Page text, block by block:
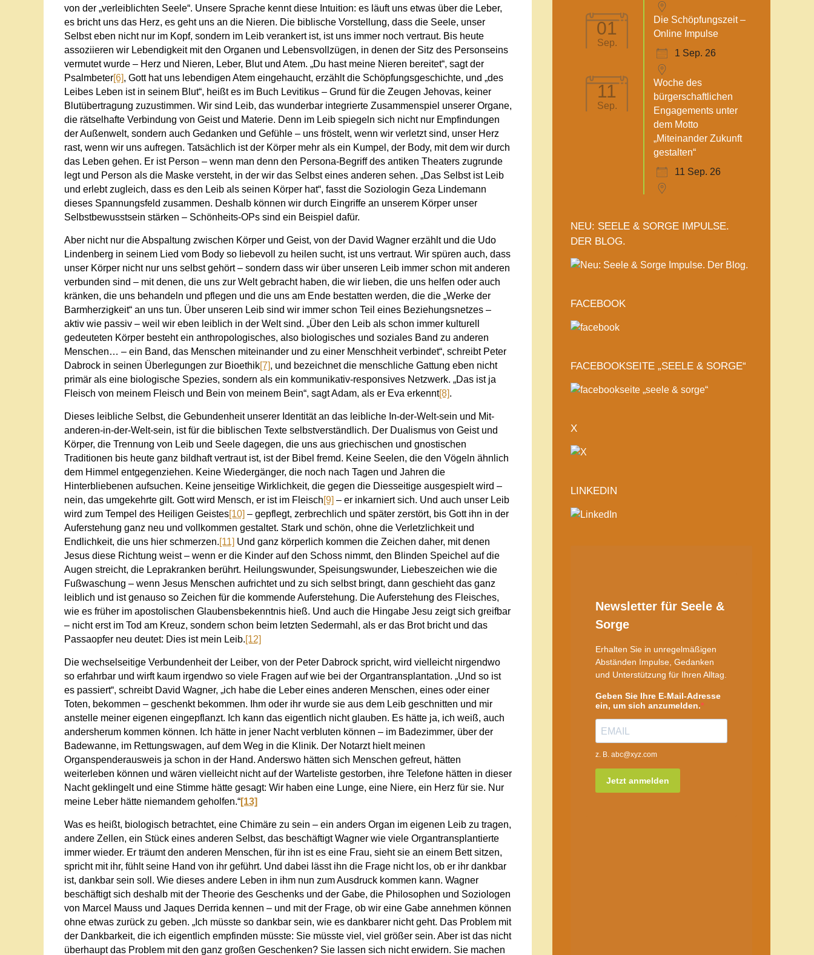
von der „verleiblichten Seele“. Unsere Sprache kennt diese Intuition: es läuft uns etwas über die Leber,
es bricht uns das Herz, es geht uns an die Nieren. Die biblische Vorstellung, dass die Seele, unser
Selbst eben nicht nur im Kopf, sondern im Leib verankert ist, ist uns immer noch vertraut. Bis heute
assoziieren wir Lebendigkeit mit den Organen und Lebensvollzügen, in denen der Sitz des Personseins
vermutet wurde – Herz und Nieren, Leber, Blut und Atem. „Du hast meine Nieren bereitet“, sagt der
Psalmbeter[6], Gott hat uns lebendigen Atem eingehaucht, erzählt die Schöpfungsgeschichte, und „des
Leibes Leben ist in seinem Blut“, heißt es im Buch Levitikus – Grund für die Zeugen Jehovas, keiner
Blutübertragung zuzustimmen. Wir sind Leib, das wunderbar integrierte Zusammenspiel unserer Organe,
die rätselhafte Verbindung von Geist und Materie. Denn im Leib spiegeln sich nicht nur Empfindungen
der Außenwelt, sondern auch Gedanken und Gefühle – uns fröstelt, wenn wir verletzt sind, unser Herz
rast, wenn wir uns aufregen. Tatsächlich ist der Körper mehr als ein Kumpel, der Body, mit dem wir durch
das Leben gehen. Er ist Person – wenn man denn den Persona-Begriff des antiken Theaters zugrunde
legt und Person als die Maske versteht, in der wir das Selbst eines anderen sehen. „Das Selbst ist Leib
und erlebt zugleich, dass es den Leib als seinen Körper hat“, fasst die Soziologin Geza Lindemann
dieses Spannungsfeld zusammen. Deshalb können wir durch Eingriffe an unserem Körper unser
Selbstbewusstsein stärken – Schönheits-OPs sind ein Beispiel dafür.
Aber nicht nur die Abspaltung zwischen Körper und Geist, von der David Wagner erzählt und die Udo
Lindenberg in seinem Lied vom Body so liebevoll zu heilen sucht, ist uns vertraut. Wir spüren auch, dass
unser Körper nicht nur uns selbst gehört – sondern dass wir über unseren Leib immer schon mit anderen
verbunden sind – mit denen, die uns zur Welt gebracht haben, die wir lieben, die uns helfen oder auch
kränken, die uns behandeln und pflegen und die uns am Ende bestatten werden, die die „Werke der
Barmherzigkeit“ an uns tun. Über unseren Leib sind wir immer schon Teil eines Beziehungsnetzes –
aktiv wie passiv – weil wir eben leiblich in der Welt sind. „Über den Leib als schon immer kulturell
gedeuteten Körper besteht ein anthropologisches, also biologisches und soziales Band zu anderen
Menschen… – ein Band, das Menschen miteinander und zu einer Menschheit verbindet“, schreibt Peter
Dabrock in seinen Überlegungen zur Bioethik[7], und bezeichnet die menschliche Gattung eben nicht
primär als eine biologische Spezies, sondern als ein kommunikativ-responsives Netzwerk. „Das ist ja
Fleisch von meinem Fleisch und Bein von meinem Bein“, sagt Adam, als er Eva erkennt[8].
Dieses leibliche Selbst, die Gebundenheit unserer Identität an das leibliche In-der-Welt-sein und Mit-
anderen-in-der-Welt-sein, ist für die biblischen Texte selbstverständlich. Der Dualismus von Geist und
Körper, die Trennung von Leib und Seele dagegen, die uns aus griechischen und gnostischen
Traditionen bis heute ganz bildhaft vertraut ist, ist der Bibel fremd. Keine Seelen, die den Vögeln ähnlich
dem Himmel entgegenziehen. Keine Wiedergänger, die noch nach Tagen und Jahren die
Hinterbliebenen aufsuchen. Keine jenseitige Wirklichkeit, die gegen die Diesseitige ausgespielt wird –
nein, das umgekehrte gilt. Gott wird Mensch, er ist im Fleisch[9] – er inkarniert sich. Und auch unser Leib
wird zum Tempel des Heiligen Geistes[10] – gepflegt, zerbrechlich und später zerstört, bis Gott ihn in der
Auferstehung ganz neu und vollkommen gestaltet. Stark und schön, ohne die Verletzlichkeit und
Endlichkeit, die uns hier schmerzen.[11] Und ganz körperlich kommen die Zeichen daher, mit denen
Jesus diese Richtung weist – wenn er die Kinder auf den Schoss nimmt, den Blinden Speichel auf die
Augen streicht, die Leprakranken berührt. Heilungswunder, Speisungswunder, Liebeszeichen wie die
Fußwaschung – wenn Jesus Menschen aufrichtet und zu sich selbst bringt, dann geschieht das ganz
leiblich und ist genauso so Zeichen für die kommende Auferstehung. Die Auferstehung des Fleisches,
wie es früher im apostolischen Glaubensbekenntnis hieß. Und auch die Hingabe Jesu zeigt sich greifbar
– nicht erst im Tod am Kreuz, sondern schon beim letzten Sedermahl, als er das Brot bricht und das
Passaopfer neu deutet: Dies ist mein Leib.[12]
Die wechselseitige Verbundenheit der Leiber, von der Peter Dabrock spricht, wird vielleicht nirgendwo
so erfahrbar und wirft kaum irgendwo so viele Fragen auf wie bei der Organtransplantation. „Und so ist
es passiert“, schreibt David Wagner, „ich habe die Leber eines anderen Menschen, eines oder einer
Toten, bekommen – geschenkt bekommen. Ihm oder ihr wurde sie aus dem Leib geschnitten und mir
anstelle meiner eigenen eingepflanzt. Ich kann das eigentlich nicht glauben. Es hätte ja, ich weiß, auch
andersherum kommen können. Ich hätte in jener Nacht verbluten können – im Badezimmer, über der
Badewanne, im Rettungswagen, auf dem Weg in die Klinik. Der Notarzt hielt meinen
Organspenderausweis ja schon in der Hand. Anderswo hätten sich Menschen gefreut, hätten
weiterleben können und wären vielleicht nicht auf der Warteliste gestorben, ihre Telefone hätten in dieser
Nacht geklingelt und eine Stimme hätte gesagt: Wir haben eine Lunge, eine Niere, ein Herz für sie. Nur
meine Leber hätte niemandem geholfen.“[13]
Was es heißt, biologisch betrachtet, eine Chimäre zu sein – ein anders Organ im eigenen Leib zu tragen,
andere Zellen, ein Stück eines anderen Selbst, das beschäftigt Wagner wie viele Organtransplantierte
immer wieder. Er träumt den anderen Menschen, für ihn ist es eine Frau, sieht sie an einem Bett sitzen,
spricht mit ihr, fühlt seine Hand von ihr geführt. Und dabei lässt ihn die Frage nicht los, ob er ihr dankbar
ist, dankbar sein soll. Wie dieses andere Leben in ihm nun zum Ausdruck kommen kann. Wagner
beschäftigt sich deshalb mit der Theorie des Geschenks und der Gabe, die Philosophen und Soziologen
von Marcel Mauss und Jaques Derrida kennen – und mit der Frage, ob wir eine Gabe annehmen können
ohne etwas zurück zu geben. „Ich müsste so dankbar sein, wie es dankbarer nicht geht. Das Problem mit
der Dankbarkeit, die ich eigentlich empfinden müsste: Sie müsste viel, viel größer sein. Aber ist das nicht
überhaupt das Problem mit den ganz großen Geschenken? Sie lassen sich nicht erwidern. Sie machen
01
Sep.
Die Schöpfungszeit –
Online Impulse
1 Sep. 26
11
Sep.
Woche des
bürgerschaftlichen
Engagements unter
dem Motto
„Miteinander Zukunft
gestalten“
11 Sep. 26
NEU: SEELE & SORGE IMPULSE.
DER BLOG.
FACEBOOK
FACEBOOKSEITE „SEELE & SORGE“
X
LINKEDIN